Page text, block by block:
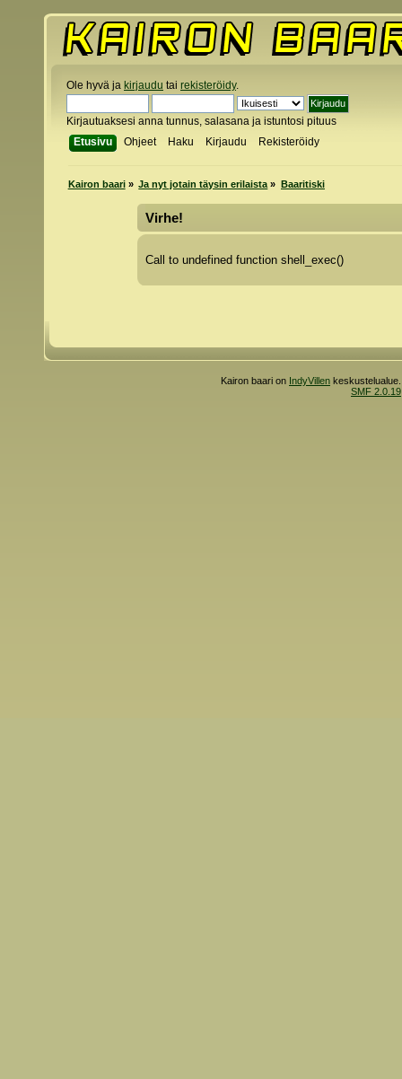
Ole hyvä ja kirjaudu tai rekisteröidy.
Kirjautuaksesi anna tunnus, salasana ja istuntosi pituus
Etusivu
Ohjeet Haku Kirjaudu Rekisteröidy
Kairon baari» Ja nyt jotain täysin erilaista » Baaritiski
Virhe!
Call to undefined function shell_exec()
Kairon baari on IndyVillen
SMF 2.0.19